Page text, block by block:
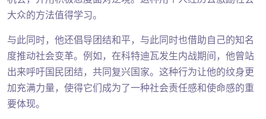
大众的方法值得学习。
与此同时，他还倡导团结和平，与此同时也借助自己的知名
度推动社会变革。例如，在科特迪瓦发生内战期间，他曾站
出来呼吁国民团结，共同复兴国家。这种行为让他的纹身更
加充满力量，使得它们成为了一种社会责任感和使命感的重
要体现。